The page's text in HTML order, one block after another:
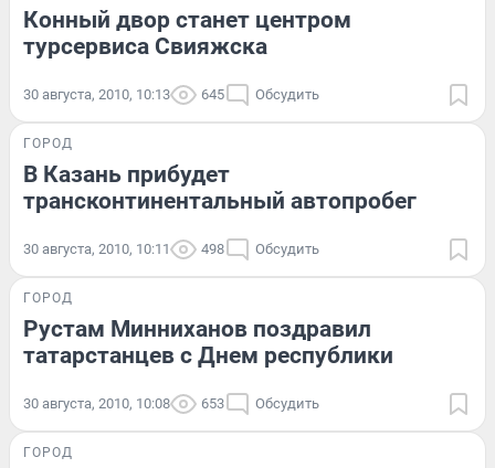
Конный двор станет центром
турсервиса Свияжска
30 августа, 2010, 10:13 645 Обсудить
ГОРОД
В Казань прибудет
трансконтинентальный автопробег
30 августа, 2010, 10:11 498 Обсудить
ГОРОД
Рустам Минниханов поздравил
татарстанцев с Днем республики
30 августа, 2010, 10:08 653 Обсудить
ГОРОД